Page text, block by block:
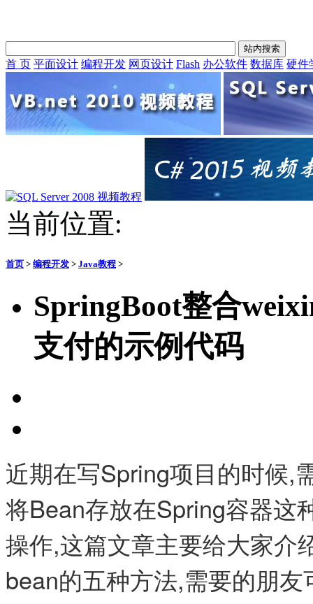
首 页 平面设计 编程开发 网页设计 Flash 办公软件 数据库 硬件
当前位置:
首页 > 编程开发 > Java教程 >
SpringBoot整合
支付的示例代码
近期在写Spring项目的时候,
将Bean存放在Spring容器这
操作,这篇文章主要给大家介
bean的五种方法,需要的朋友